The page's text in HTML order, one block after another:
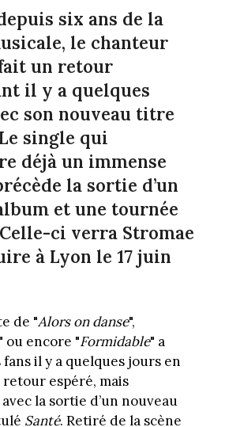
six ans de la
le chanteur
un retour
il y a quelques
son nouveau titre
single qui
déjà un immense
la sortie d’un
et une tournée
ci verra Stromae
à Lyon le 17 juin
de "Alors on danse",
ou encore "Formidable" a
il y a quelques jours en
espéré, mais
la sortie d’un nouveau
Santé. Retiré de la scène